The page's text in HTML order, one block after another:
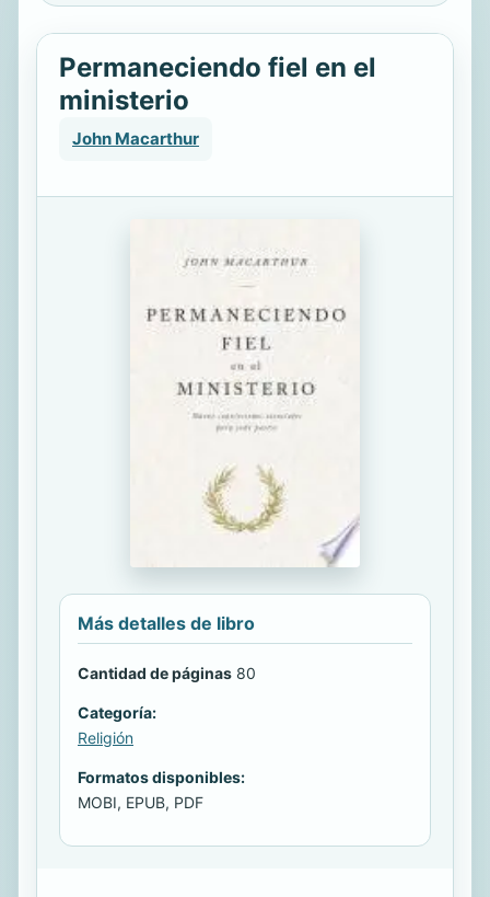
Permaneciendo fiel en el
ministerio
John Macarthur
Más detalles de libro
Cantidad de páginas 80
Categoría:
Religión
Formatos disponibles:
MOBI, EPUB, PDF